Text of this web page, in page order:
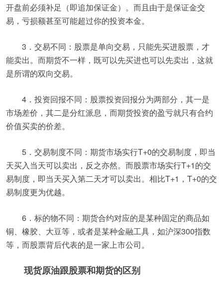
开盘前必须补足（即追加保证金）。而且由于是保证金交
易，亏损额甚至可能超过你的投资本金。
3．交易不同：股票是单向交易，只能先买进股票，才
能卖出。而期货不一样，既可以先买进也可以先卖出，这就
是所谓的双向交易。
4．投资回报不同：股票投资回报分为两部分，其一是
市场差价，其二是分红派息，而期货投资的盈亏就只有合约
价值买卖的价差。
5．交易制度不同：期货市场实行T+0的交易制度，即当
天买入当天可以卖出，反之亦然。而股票市场实行T+1的交
易制度，即当天买入第二天才可以卖出。相比T+1，T+0的交
易制度更为优越。
6．标的物不同：期货合约对应的是某种固定的商品如
铜、橡胶、大豆等，或者是某种金融工具，如沪深300指数
等，而股票背后代表的是一家上市公司。
现货原油跟股票和期货的区别